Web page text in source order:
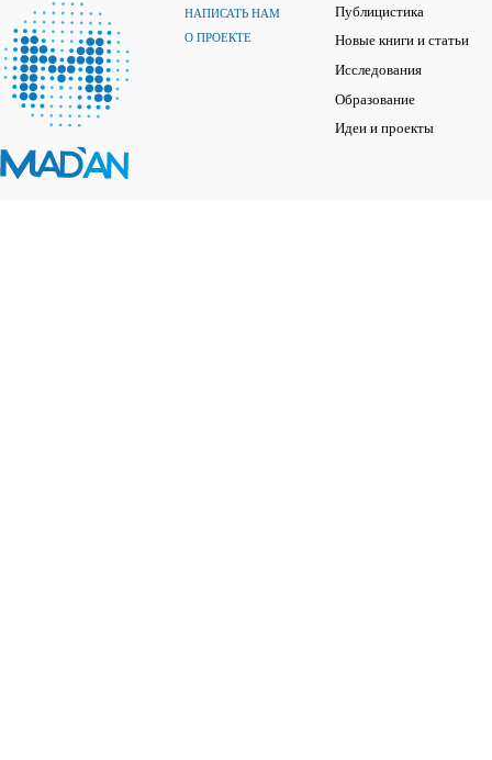
НАПИСАТЬ НАМ
О ПРОЕКТЕ
Публицистика
Новые книги и статьи
Исследования
Образование
Идеи и проекты